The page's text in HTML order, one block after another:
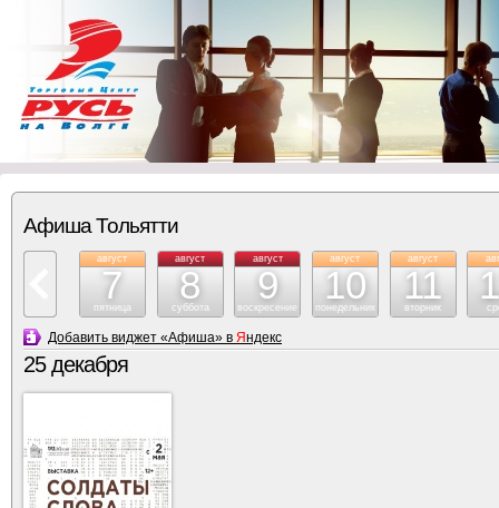
Афиша Тольятти
август
7
пятница
август
8
суббота
август
9
воскресение
август
10
понедельник
август
11
вторник
Добавить виджет «Афиша» в Яндекс
25 декабря